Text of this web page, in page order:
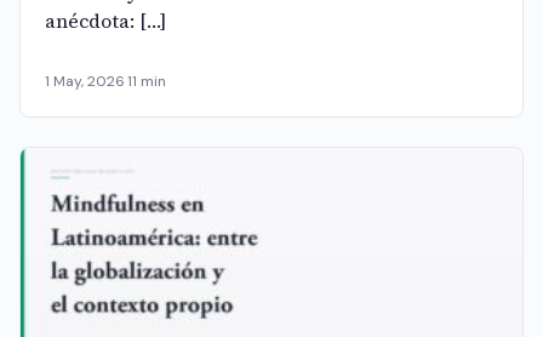
anécdota: […]
1 May, 202611 min